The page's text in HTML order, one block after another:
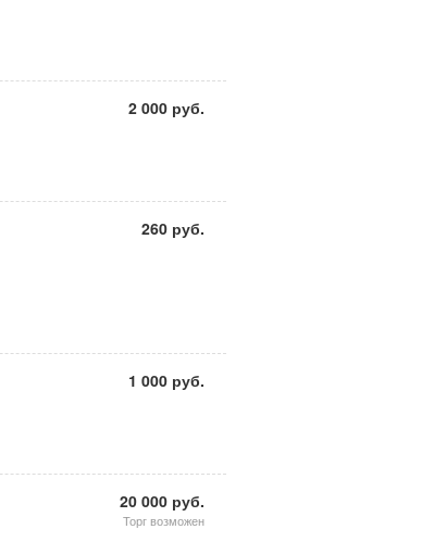
2 000 руб.
260 руб.
1 000 руб.
20 000 руб.
Торг возможен